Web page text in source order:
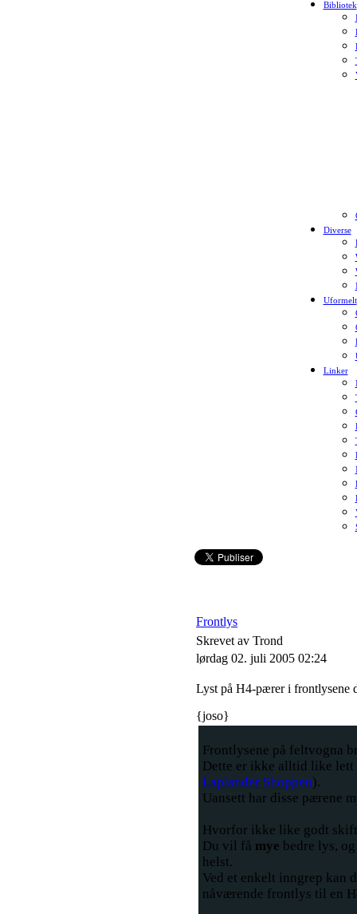
Bibliotek
Diverse
Uformelt
Linker
Frontlys
Skrevet av Trond
lørdag 02. juli 2005 02:24
Lyst på H4-pærer i frontlysene
{joso}
Frontlysene på feltvogna
Dette er ikke alltid like
Laplander Shoppen).
Uansett har disse pærene
Hvorfor ikke like godt
Du vil få mye bedre lys,
helst.
Ved et enkelt inngrep kan
nåværende frontlys til en